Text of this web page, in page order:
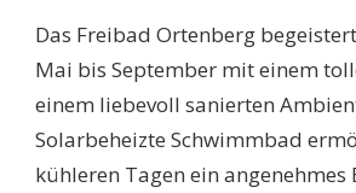
Das Freibad Ortenberg
Mai bis September mit einem
einem liebevoll sanierten
Solarbeheizte Schwimmbad
kühleren Tagen ein angenehmes